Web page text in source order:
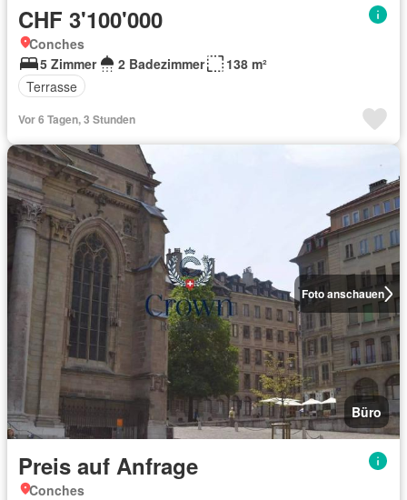
CHF 3'100'000
Conches
5 Zimmer
2 Badezimmer
138 m²
Terrasse
Vor 6 Tagen, 3 Stunden
Foto anschauen
Büro
Preis auf Anfrage
Conches